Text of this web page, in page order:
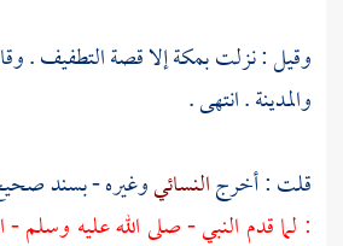
وقيل : نزلتبمكةإلا قصة التطفيف .
والمدينة. انتهى .
قلت : أخرجالنسائيوغيره - بسند
: لما قدم النبي - صلى الله عليه وسلم -